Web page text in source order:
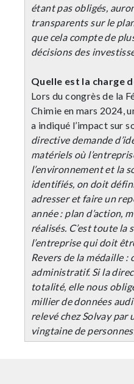
étant pas obligés,
transparents sur le
que cela compte de
décisions des
Quelle est la charge
Lors du congrès de la
Chimie en mars 2024,
a indiqué l’impact sur
directive demande
matériels où
l’environnement et la
identifiés, on doit
adresser et faire un
année : plan d’action,
réalisés. C’est toute la
l’entreprise qui doit
Revers de la médaille
administratif. Si la
totalité, elle nous
millier de données
relevé chez Solvay par
vingtaine de